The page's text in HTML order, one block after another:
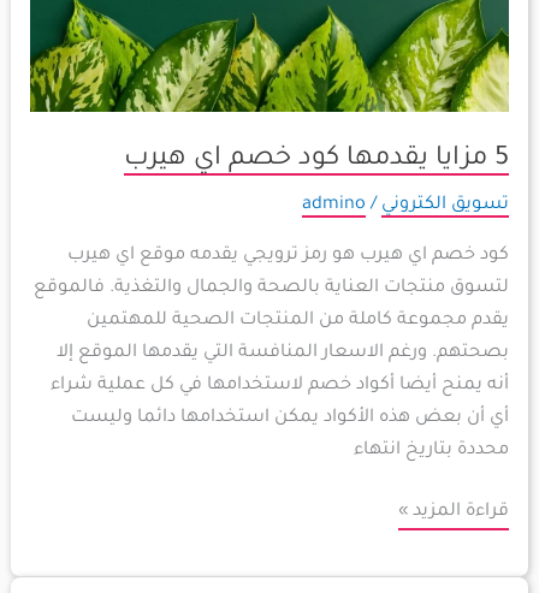
5 مزايا يقدمها كود خصم اي هيرب
تسويق الكتروني /
admino
كود خصم اي هيرب هو رمز ترويجي يقدمه موقع اي هيرب
لتسوق منتجات العناية بالصحة والجمال والتغذية. فالموقع
يقدم مجموعة كاملة من المنتجات الصحية للمهتمين
بصحتهم. ورغم الاسعار المنافسة التي يقدمها الموقع إلا
أنه يمنح أيضا أكواد خصم لاستخدامها في كل عملية شراء
أي أن بعض هذه الأكواد يمكن استخدامها دائما وليست
محددة بتاريخ انتهاء
هيرب
قراءة المزيد »